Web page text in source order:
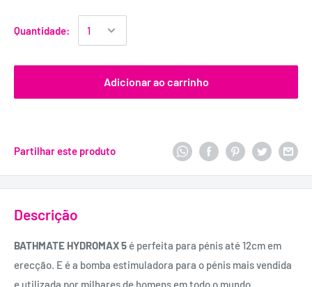
Quantidade:
Adicionar ao carrinho
Partilhar este produto
Descrição
BATHMATE HYDROMAX 5 é perfeita para pénis até 12cm em
erecção. E é a bomba estimuladora para o pénis mais vendida
e utilizada por milhares de homens em todo o mundo.